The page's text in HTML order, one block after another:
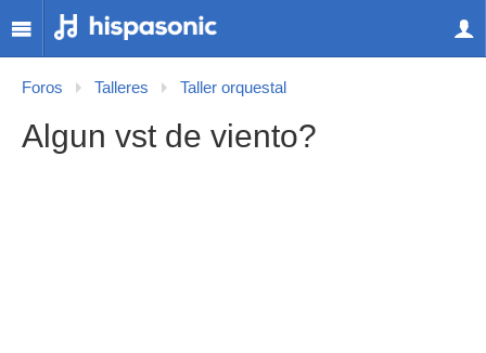
Foros Talleres Taller orquestal
Algun vst de viento?